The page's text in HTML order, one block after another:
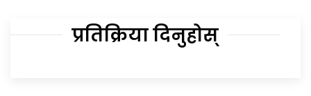
प्रतिक्रिया दिनुहोस्